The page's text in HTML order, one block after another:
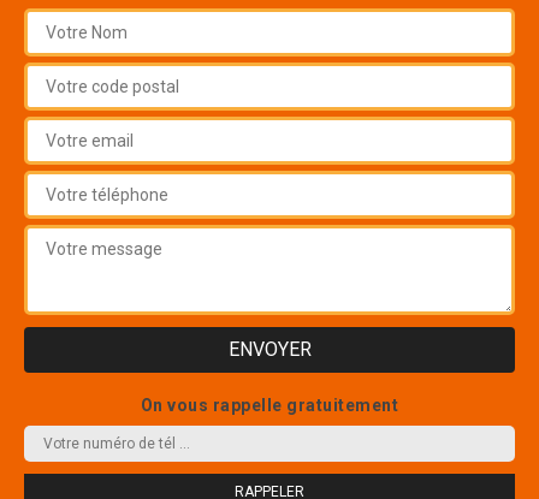
On vous rappelle gratuitement